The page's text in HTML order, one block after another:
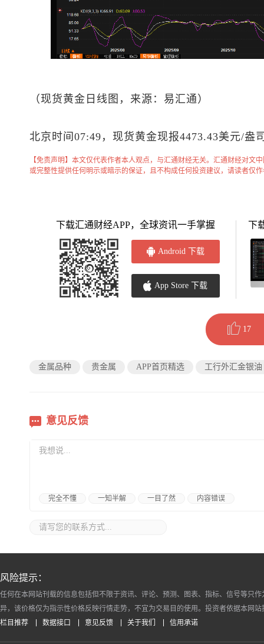
（现货黄金 日线图，来源：易汇通）
北京时间07:49， 现货黄金现报4473.43美元/盎
【免责声明】本文仅代表作者本人观点，与汇通财经无关。汇通财经对文
或完整性提供任何明示或暗示的保证，且不构成任何投资建议，请读者仅
下载汇通财经APP，全球资讯一手掌握
Android 下载
App Store 下载
下
17
金属品种 贵金属 APP首页精选 工行外汇金银油
意见反馈
完全不懂 一知半解 一目了然 内容错误
风险提示：
任何在本网站刊载的信息包括但不限于资讯、评论、预测、图表、指标、信号等只
异，该价格仅为指示性价格反映行情走势，不宜为交易目的使用。投资者依据本网
栏目推荐
数据接口 意见反馈 关于我们 信用承诺